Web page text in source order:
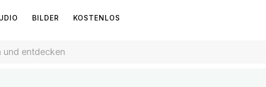
BILDER KOSTENLOS